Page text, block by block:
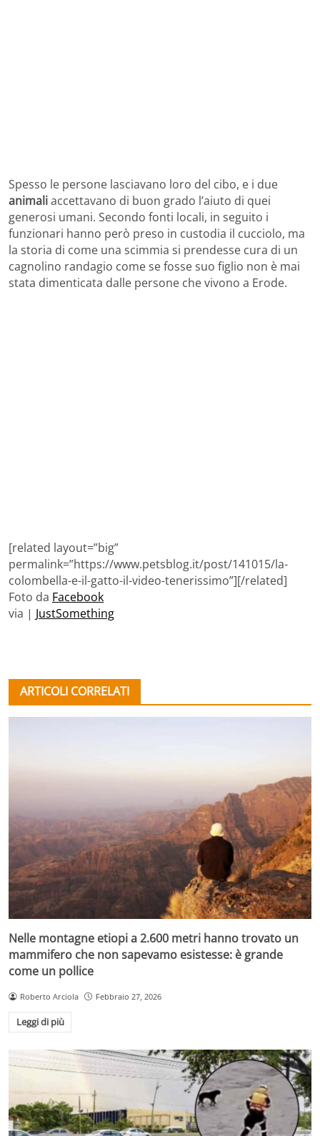
Spesso le persone lasciavano loro del cibo, e i due
animaliaccettavano di buon grado l’aiuto di quei
generosi umani. Secondo fonti locali, in seguito i
funzionari hanno però preso in custodia il cucciolo, ma
la storia di come una scimmia si prendesse cura di un
cagnolino randagio come se fosse suo figlio non è mai
stata dimenticata dalle persone che vivono a Erode.
[related layout=”big”
permalink=”https://www.petsblog.it/post/141015/la-
colombella-e-il-gatto-il-video-tenerissimo”][/related]
Foto da Facebook
via | JustSomething
ARTICOLI CORRELATI
Nelle montagne etiopi a 2.600 metri hanno trovato un
mammifero che non sapevamo esistesse: è grande
come un pollice
Roberto Arciola Febbraio 27, 2026
Leggi di più